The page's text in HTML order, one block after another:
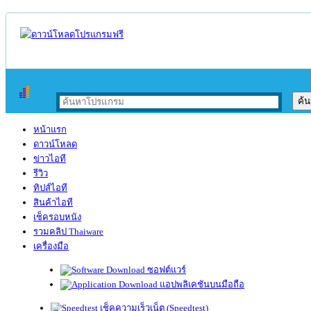
หน้าแรก
ดาวน์โหลด
ข่าวไอที
รีวิว
ทิปส์ไอที
สินค้าไอที
เช็ครอบหนัง
รวมคลิป Thaiware
เครื่องมือ
ซอฟต์แวร์
แอปพลิเคชันบนมือถือ
เช็คความเร็วเน็ต (Speedtest)